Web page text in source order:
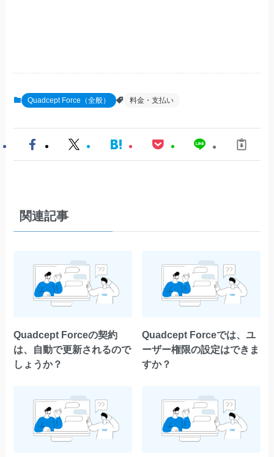
Quadcept Force（全般） 料金・支払い
関連記事
Quadcept Forceの契約
は、自動で更新されるので
しょうか？
Quadcept Forceでは、ユ
ーザー権限の設定はできま
すか？